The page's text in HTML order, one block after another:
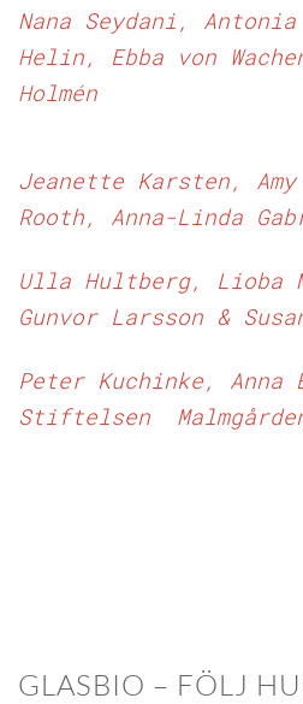
Nana Seydani,
Helin, Ebba von
Holmén
Jeanette Karsten,
Rooth, Anna-Linda
Ulla Hultberg, Lioba
Gunvor Larsson &
Peter Kuchinke, Anna
Stiftelsen
GLASBIO – FÖLJ